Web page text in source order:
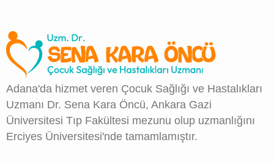
Adana'da hizmet veren Çocuk Sağlığı ve Hastalıkları
Uzmanı Dr. Sena Kara Öncü, Ankara Gazi
Üniversitesi Tıp Fakültesi mezunu olup uzmanlığını
Erciyes Üniversitesi'nde tamamlamıştır.